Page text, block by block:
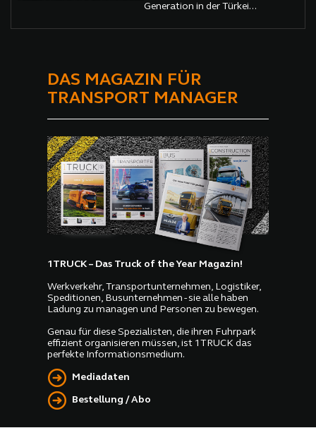
Generation in der Türkei...
DAS MAGAZIN FÜR
TRANSPORT MANAGER
1TRUCK – Das Truck of the Year Magazin!
Werkverkehr, Transportunternehmen, Logistiker,
Speditionen, Busunternehmen - sie alle haben
Ladung zu managen und Personen zu bewegen.
Genau für diese Spezialisten, die ihren Fuhrpark
effizient organisieren müssen, ist 1TRUCK das
perfekte Informationsmedium.
Mediadaten
Bestellung / Abo